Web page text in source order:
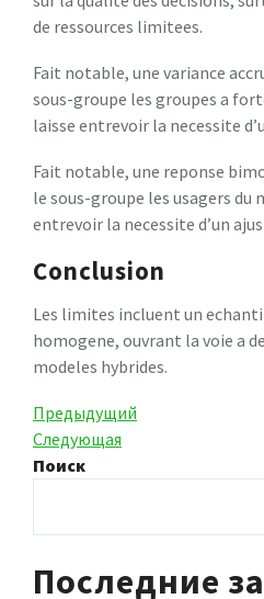
de ressources limitees.
Fait notable, une variance
sous-groupe les groupes a
laisse entrevoir la necessite
Fait notable, une reponse
le sous-groupe les usagers du
entrevoir la necessite d’un
Conclusion
Les limites incluent un
homogene, ouvrant la voie a
modeles hybrides.
Навигация
по
записям
Предыдущая
запись
Предыдущий
Следующая
запись
Следующая
Поиск
Последние